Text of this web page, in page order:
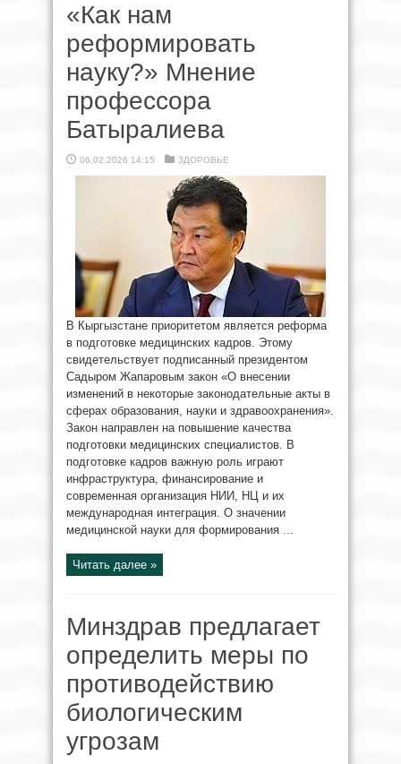
«Как нам
реформировать
науку?» Мнение
профессора
Батыралиева
06.02.2026 14:15 ЗДОРОВЬЕ
В Кыргызстане приоритетом является реформа
в подготовке медицинских кадров. Этому
свидетельствует подписанный президентом
Садыром Жапаровым закон «О внесении
изменений в некоторые законодательные акты в
сферах образования, науки и здравоохранения».
Закон направлен на повышение качества
подготовки медицинских специалистов. В
подготовке кадров важную роль играют
инфраструктура, финансирование и
современная организация НИИ, НЦ и их
международная интеграция. О значении
медицинской науки для формирования ...
Читать далее »
Минздрав предлагает
определить меры по
противодействию
биологическим
угрозам